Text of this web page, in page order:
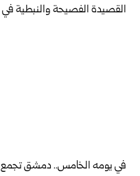
في يومه الخامس.. دمشق تجمع